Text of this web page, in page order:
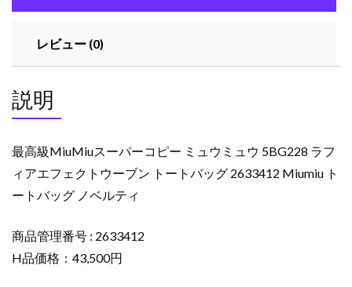
ー
ウ
ュ
ウ
ラ
フ
ィ
エ
フ
レビュー (0)
説明
最高級MiuMiuスーパーコピー ミュウミュウ 5BG228 ラフ
ィアエフェクトウーブン トートバッグ 2633412 Miumiu ト
ートバッグ ノベルティ
商品管理番号 : 2633412
H品価格：43,500円